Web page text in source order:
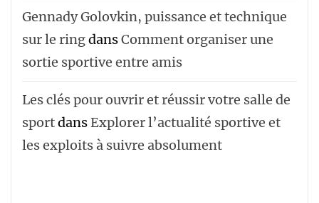
Gennady Golovkin, puissance et technique
sur le ringdansComment organiser une
sortie sportive entre amis
Les clés pour ouvrir et réussir votre salle de
sportdansExplorer l’actualité sportive et
les exploits à suivre absolument